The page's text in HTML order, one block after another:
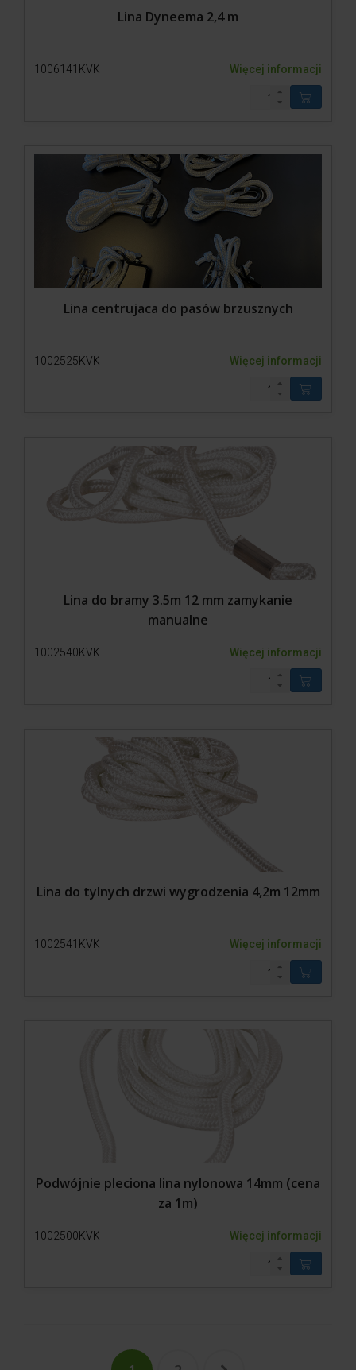
Lina Dyneema 2,4 m
1006141KVK Więcej informacji
Lina centrujaca do pasów brzusznych
1002525KVK Więcej informacji
Lina do bramy 3.5m 12 mm zamykanie
manualne
1002540KVK Więcej informacji
Lina do tylnych drzwi wygrodzenia 4,2m 12mm
1002541KVK Więcej informacji
Podwójnie pleciona lina nylonowa 14mm (cena
za 1m)
1002500KVK Więcej informacji